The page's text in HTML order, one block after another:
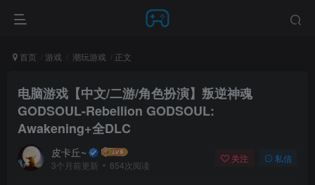
首页 游戏 潮玩游戏 正文
电脑游戏【中文/二游/角色扮演】叛逆神魂
GODSOUL-Rebellion GODSOUL:
Awakening+全DLC
皮卡丘~
3个月前更新 854次阅读
关注 私信